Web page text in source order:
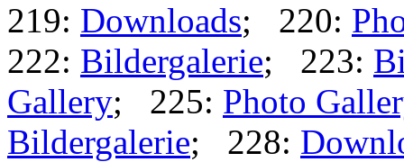
219: Downloads; 220:
222: Bildergalerie; 223:
Gallery; 225: Photo
Bildergalerie; 228: